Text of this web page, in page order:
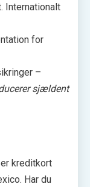
Internationalt
for
–
sjældent
kreditkort
Har du